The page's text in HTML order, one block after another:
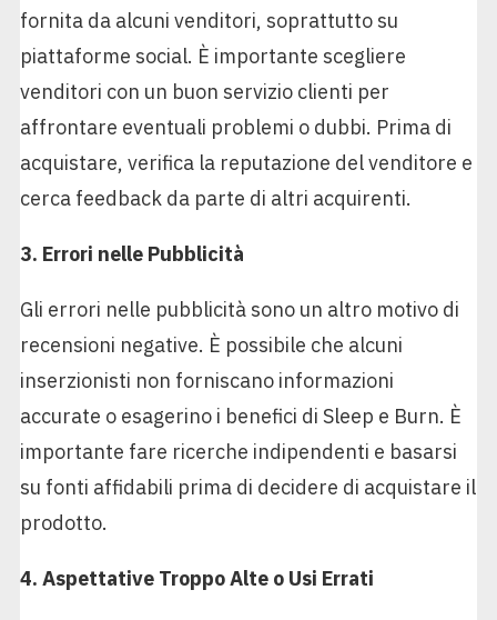
fornita da alcuni venditori, soprattutto su
piattaforme social. È importante scegliere
venditori con un buon servizio clienti per
affrontare eventuali problemi o dubbi. Prima di
acquistare, verifica la reputazione del venditore e
cerca feedback da parte di altri acquirenti.
3. Errori nelle Pubblicità
Gli errori nelle pubblicità sono un altro motivo di
recensioni negative. È possibile che alcuni
inserzionisti non forniscano informazioni
accurate o esagerino i benefici di Sleep e Burn. È
importante fare ricerche indipendenti e basarsi
su fonti affidabili prima di decidere di acquistare il
prodotto.
4. Aspettative Troppo Alte o Usi Errati